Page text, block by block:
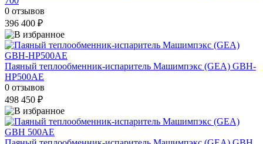
0 отзывов
396 400 ₽
Паяный теплообменник-испаритель Машимпэкс (GEA) GBH-
HP500AE
0 отзывов
498 450 ₽